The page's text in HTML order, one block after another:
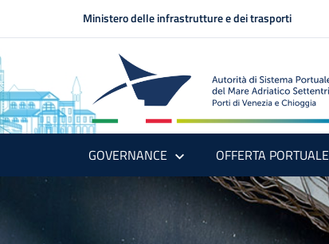
Ministero delle infrastrutture e dei trasporti
GOVERNANCE OFFERTA PORTUALE